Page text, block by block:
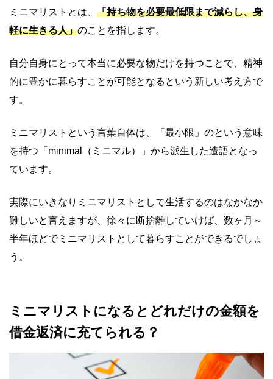
ミニマリストとは、 「持ち物を必要最低限まで減らし、身
軽に生きる人」のことを指します。
自分自身にとって本当に必要な物だけを持つことで、精神
的に豊かに暮らすことが可能となるという新しい考え方で
す。
ミニマリストという言葉自体は、「最小限」のという意味
を持つ「minimal（ミニマル）」から派生した造語となっ
ています。
実際にいきなりミニマリストとして生活するのはなかなか
難しいと言えますが、徐々に断捨離していけば、数ヶ月～
半年ほどでミニマリストとして暮らすことができるでしょ
う。
ミニマリストになるとどれだけの金額を
借金返済に充てられる？